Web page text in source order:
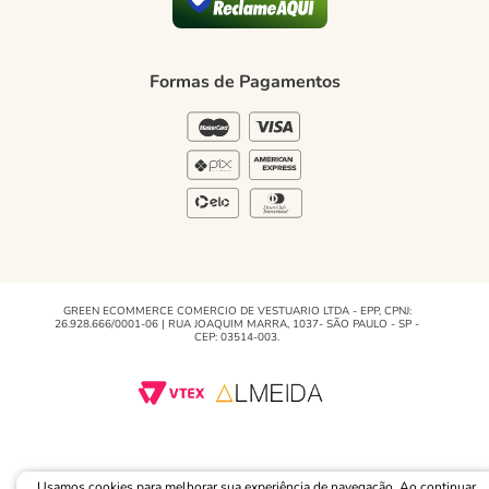
Regulamento e PromoçõesFormas de Pagamentos
GREEN ECOMMERCE COMERCIO DE VESTUARIO LTDA - EPP, CPNJ:
26.928.666/0001-06 | RUA JOAQUIM MARRA, 1037- SÃO PAULO - SP -
CEP: 03514-003.